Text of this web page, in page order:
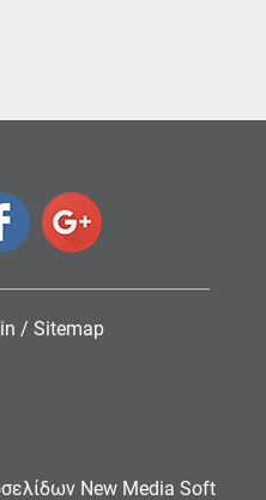
/ Sitemap
New Media Soft